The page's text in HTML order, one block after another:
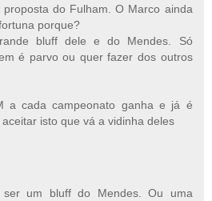
do Fulham. O Marco ainda
porque?
bluff dele e do Mendes. Só
é parvo ou quer fazer dos outros
a cada campeonato ganha e já é
isto que vá a vidinha deles
um bluff do Mendes. Ou uma